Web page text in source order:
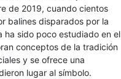
de 2019, cuando cientos
balines disparados por la
ha sido poco estudiado en el
conceptos de la tradición
y se ofrece una
lugar al símbolo.